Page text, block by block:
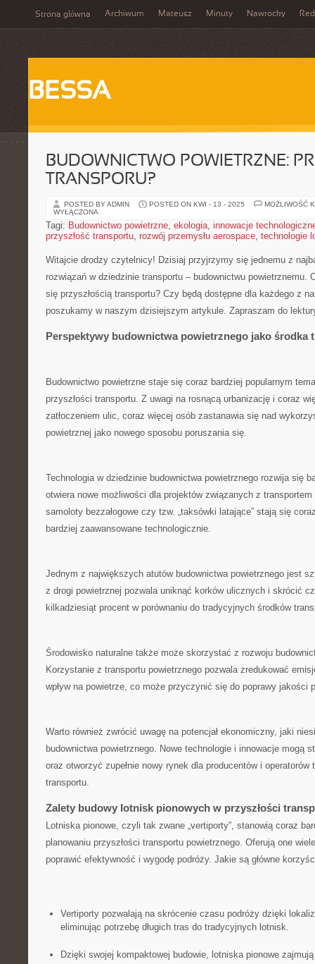
Strona główna Archiwum Mateusz Minuty Nawrocky
BESSA
BUDOWNICTWO POWIETRZNE:
TRANSPORU?
POSTED BY ADMIN POSTED ON KWI - 13 - 2025
MOŻLIWOŚĆ
WYŁĄCZONA
Tagi: Budownictwo powietrzne, ekologia, innowacje
przyszłość transportu, rozwój przemysłu aerospace, technologie
Witajcie drodzy⁣ czytelnicy! ⁢Dzisiaj przyjrzymy ⁤się jednemu z
rozwiązań w dziedzinie transportu – budownictwu powietrznemu.​
się przyszłością transportu? Czy będą‌ dostępne ​dla każdego z⁢
poszukamy w naszym dzisiejszym ⁣artykule. Zapraszam do
Perspektywy⁢ budownictwa powietrznego jako środka
Budownictwo powietrzne staje się coraz bardziej popularnym
⁤przyszłości‍ transportu. Z‍ uwagi na rosnącą urbanizację⁤ i coraz
zatłoczeniem ⁢ulic,⁣ coraz‌ więcej osób zastanawia​ się nad
powietrznej jako nowego sposobu poruszania ⁤się.
Technologia w dziedzinie budownictwa ‍powietrznego rozwija się
otwiera nowe ‌możliwości dla projektów związanych z transportem
samoloty bezzałogowe czy tzw. „taksówki latające” stają się
bardziej zaawansowane technologicznie.
Jednym z największych atutów budownictwa powietrznego jest
z drogi ⁣powietrznej pozwala uniknąć korków ulicznych i skrócić
kilkadziesiąt ‍procent w⁢ porównaniu⁢ do ‍tradycyjnych środków
Środowisko naturalne także ‌może skorzystać z rozwoju
Korzystanie z transportu⁤ powietrznego pozwala zredukować
wpływ na powietrze, co⁢ może przyczynić się do poprawy jakości
Warto‍ również zwrócić uwagę‍ na potencjał‌ ekonomiczny, jaki
budownictwa powietrznego. Nowe technologie i innowacje mogą
oraz⁣ otworzyć zupełnie nowy rynek dla producentów i ‍operatorów
transportu.
Zalety budowy lotnisk pionowych w przyszłości
Lotniska pionowe, czyli tak zwane „vertiporty”, stanowią coraz
planowaniu przyszłości transportu powietrznego. Oferują one
​poprawić efektywność i wygodę podróży. Jakie są główne
Vertiporty pozwalają na skrócenie czasu podróży⁤ dzięki
eliminując‍ potrzebę długich tras do tradycyjnych ⁢lotnisk.
Dzięki ‌swojej kompaktowej budowie, lotniska pionowe